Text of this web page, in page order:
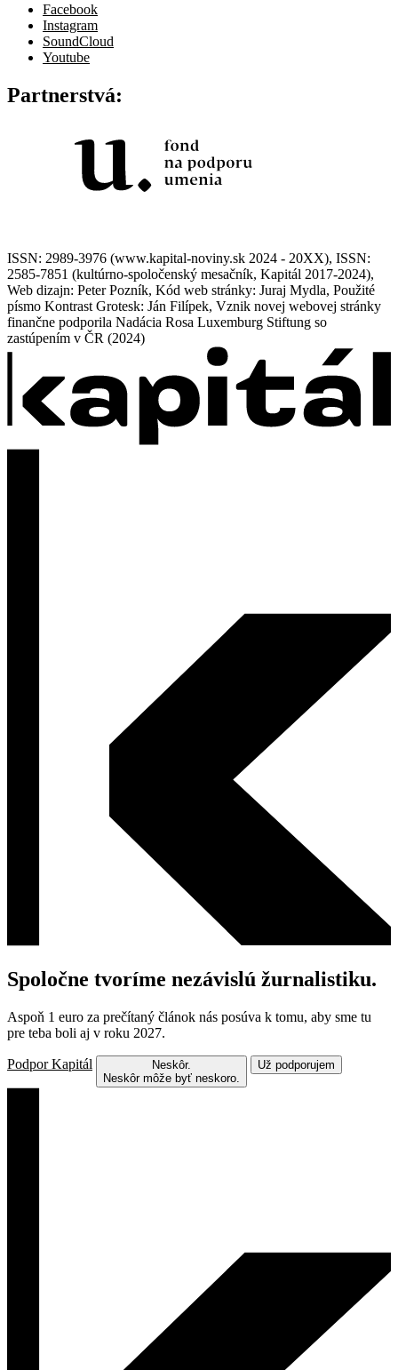
Facebook
Instagram
SoundCloud
Youtube
Partnerstvá:
ISSN: 2989-3976 (www.kapital-noviny.sk 2024 - 20XX), ISSN:
2585-7851 (kultúrno-spoločenský mesačník, Kapitál 2017-2024),
Web dizajn: Peter Pozník, Kód web stránky: Juraj Mydla, Použité
písmo Kontrast Grotesk: Ján Filípek, Vznik novej webovej stránky
finančne podporila Nadácia Rosa Luxemburg Stiftung so
zastúpením v ČR (2024)
Spoločne tvoríme nezávislú žurnalistiku.
Aspoň 1 euro za prečítaný článok nás posúva k tomu, aby sme tu
pre teba boli aj v roku 2027.
Podpor Kapitál
Neskôr.
Neskôr môže byť neskoro.
Už podporujem